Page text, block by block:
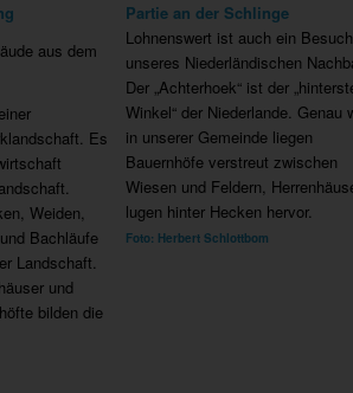
aus dem
Es
Weiden,
Bachläufe
Landschaft.
und
bilden die
Partie an der Schlinge
Lohnenswert ist auch ein Besuch
unseres Niederländischen
Der „Achterhoek“ ist der
Winkel“ der Niederlande. Genau
in unserer Gemeinde liegen
Bauernhöfe verstreut zwischen
Wiesen und Feldern,
lugen hinter Hecken hervor.
Foto: Herbert Schlottbom